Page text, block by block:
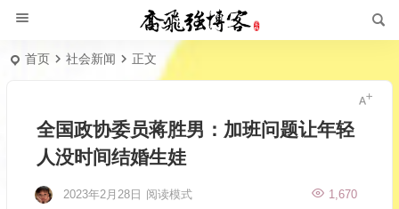
首页 社会新闻 正文
全国政协委员蒋胜男：加班问题让年轻
人没时间结婚生娃
2023年2月28日 1,670
阅读模式